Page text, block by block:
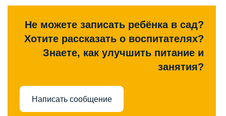
Не можете записать ребёнка в сад?
Хотите рассказать о воспитателях?
Знаете, как улучшить питание и
занятия?
Написать сообщение